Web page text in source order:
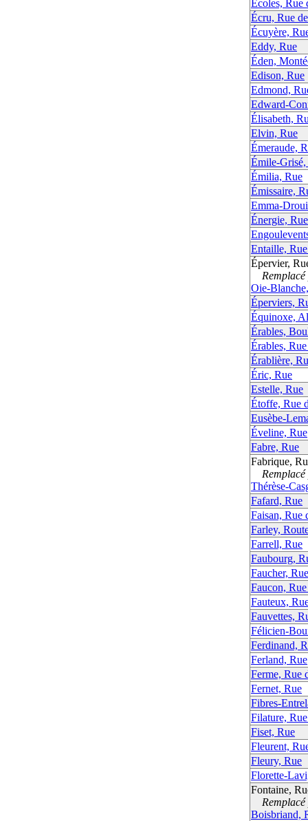
Écoles, Rue
Écru, Rue
Écuyère,
Eddy, Rue
Éden,
Edison, Rue
Edmond,
Edward-
Élisabeth,
Elvin, Rue
Émeraude,
Émile-Grisé,
Émilia, Rue
Émissaire,
Emma-
Énergie,
Entaille,
Épervier,
Remplacé
Oie-
Éperviers,
Équinoxe,
Érables,
Érables, Rue
Érablière,
Éric, Rue
Estelle, Rue
Étoffe, Rue
Eusèbe-
Éveline, Rue
Fabre, Rue
Fabrique,
Remplacé
Thérèse-
Fafard, Rue
Faisan, Rue
Farley,
Farrell, Rue
Faubourg,
Faucher, Rue
Faucon,
Fauteux,
Fauvettes,
Félicien-
Ferdinand,
Ferland, Rue
Ferme, Rue
Fernet, Rue
Fibres-
Filature,
Fiset, Rue
Fleurent,
Fleury, Rue
Florette-
Fontaine,
Remplacé
Boisbriand,